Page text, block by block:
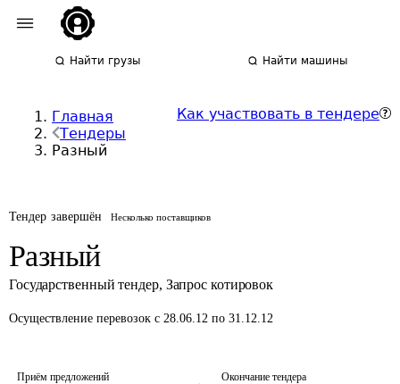
Найти грузы Найти машины
Главная
Тендеры
Разный
Как участвовать в тендере
Тендер завершён Несколько поставщиков
Разный
Государственный тендер, Запрос котировок
Осуществление перевозок с 28.06.12 по 31.12.12
Приём предложений
Окончание тендера